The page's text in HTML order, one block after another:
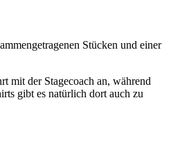
Stücken und einer
mit der Stagecoach an, während
gibt es natürlich dort auch zu